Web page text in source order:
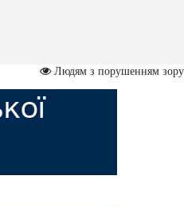
Людям з порушенням зору